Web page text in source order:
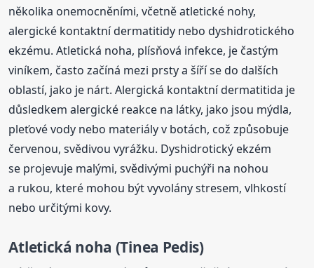
několika onemocněními, včetně atletické nohy,
alergické kontaktní dermatitidy nebo dyshidrotického
ekzému. Atletická noha, plísňová infekce, je častým
viníkem, často začíná mezi prsty a šíří se do dalších
oblastí, jako je nárt. Alergická kontaktní dermatitida je
důsledkem alergické reakce na látky, jako jsou mýdla,
pleťové vody nebo materiály v botách, což způsobuje
červenou, svědivou vyrážku. Dyshidrotický ekzém
se projevuje malými, svědivými puchýři na nohou
a rukou, které mohou být vyvolány stresem, vlhkostí
nebo určitými kovy.
Atletická noha (Tinea Pedis)